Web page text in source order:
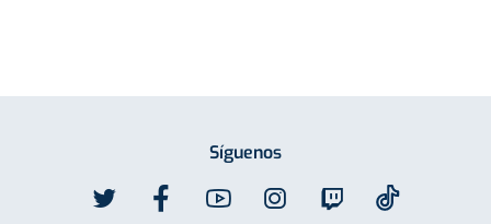
Síguenos